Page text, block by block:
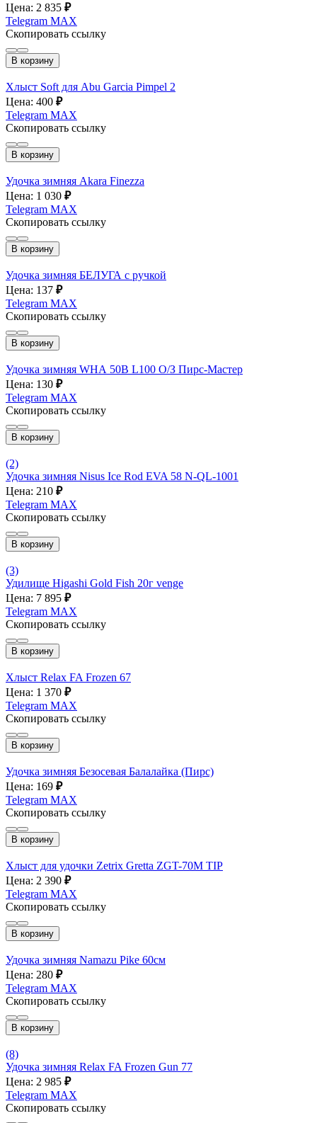
Цена: 2 835 ₽
Telegram MAX
Скопировать ссылку
В корзину
Хлыст Soft для Abu Garcia Pimpel 2
Цена: 400 ₽
Telegram MAX
Скопировать ссылку
В корзину
Удочка зимняя Akara Finezza
Цена: 1 030 ₽
Telegram MAX
Скопировать ссылку
В корзину
Удочка зимняя БЕЛУГА с ручкой
Цена: 137 ₽
Telegram MAX
Скопировать ссылку
В корзину
Удочка зимняя WHА 50B L100 О/З Пирс-Мастер
Цена: 130 ₽
Telegram MAX
Скопировать ссылку
В корзину
(2)
Удочка зимняя Nisus Ice Rod EVA 58 N-QL-1001
Цена: 210 ₽
Telegram MAX
Скопировать ссылку
В корзину
(3)
Удилище Higashi Gold Fish 20г venge
Цена: 7 895 ₽
Telegram MAX
Скопировать ссылку
В корзину
Хлыст Relax FA Frozen 67
Цена: 1 370 ₽
Telegram MAX
Скопировать ссылку
В корзину
Удочка зимняя Безосевая Балалайка (Пирс)
Цена: 169 ₽
Telegram MAX
Скопировать ссылку
В корзину
Хлыст для удочки Zetrix Gretta ZGT-70M TIP
Цена: 2 390 ₽
Telegram MAX
Скопировать ссылку
В корзину
Удочка зимняя Namazu Pike 60см
Цена: 280 ₽
Telegram MAX
Скопировать ссылку
В корзину
(8)
Удочка зимняя Relax FA Frozen Gun 77
Цена: 2 985 ₽
Telegram MAX
Скопировать ссылку